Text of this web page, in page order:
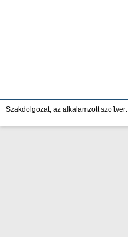
Szakdolgozat, az alkalamzott szoftver: